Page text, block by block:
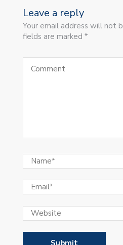
Leave a reply
Your email address will not
fields are marked *